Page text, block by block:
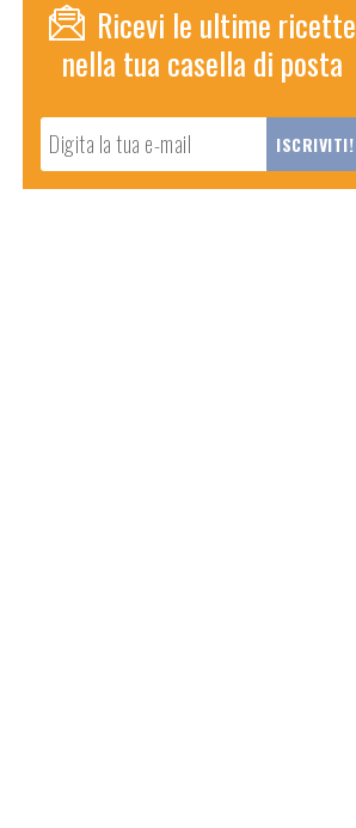
Ricevi le ultime ricette
nella tua casella di posta